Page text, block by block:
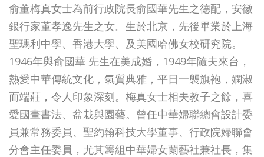
俞董梅真女士為前行政院長俞國華先生之德配，安徽
銀行家董孝逸先生之女。生於北京，先後畢業於上海
聖瑪利中學、香港大學、及美國哈佛女校研究院。
1946年與俞國華 先生在美成婚，1949年隨夫來台，
熱愛中華傳統文化，氣質典雅，平日一襲旗袍，嫻淑
而端莊，令人印象深刻。梅真女士相夫教子之餘，喜
愛國畫書法、盆栽與園藝。曾任中華婦聯總會設計委
員兼常務委員、聖約翰科技大學董事、行政院婦聯會
分會主任委員，尤其籌組中華婦女蘭藝社兼社長，集